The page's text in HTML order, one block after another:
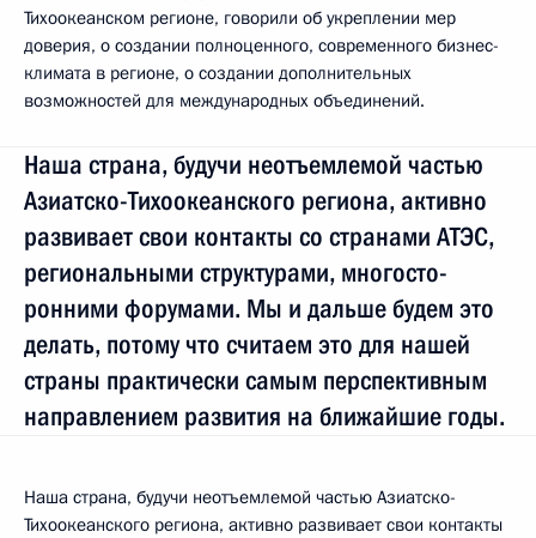
Тихоокеанском регионе, говорили об укреплении мер
доверия, о создании полноценного, современного бизнес-
климата в регионе, о создании дополнительных
возможностей для международных объединений.
Наша страна, будучи неотъемлемой частью
Азиа­тско-Тихоокеанского региона, активно
развивает свои контакты со странами АТЭС,
региональными структурами, многосто­
ронними фору­мами. Мы и дальше будем это
делать, потому что считаем это для нашей
страны практически самым перспективным
направлением развития на ближайшие годы.
Наша страна, будучи неотъемлемой частью Азиа­тско-
Тихоокеанского региона, активно развивает свои контакты